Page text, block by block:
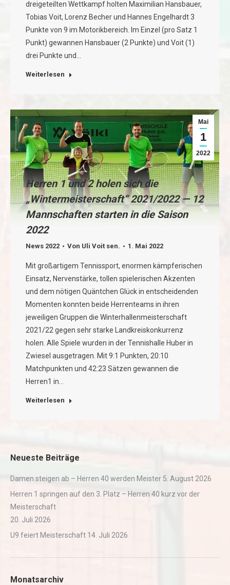
dreigeteilten Wettkampf holten Maximilian Hansbauer,
Tobias Voit, Lorenz Becher und Hannes Engelhardt 3
Punkte von 9 im Motorikbereich. Im Einzel (pro Satz 1
Punkt) gewannen Hansbauer (2 Punkte) und Voit (1)
drei Punkte und…
Weiterlesen
Mai
1
2022
Herren 1 und 2 holen sich die
„Wintermeisterschaft“ 2021/2022 — 12
Mannschaften starten in die Saison
2022
News 2022 Von Uli Voit sen. 1. Mai 2022
Mit großartigem Tennissport, enormen kämpferischen
Einsatz, Nervenstärke, tollen spielerischen Akzenten
und dem nötigen Quäntchen Glück in entscheidenden
Momenten konnten beide Herrenteams in ihren
jeweiligen Gruppen die Winterhallenmeisterschaft
2021/22 gegen sehr starke Landkreiskonkurrenz
holen. Alle Spiele wurden in der Tennishalle Huber in
Zwiesel ausgetragen. Mit 9:1 Punkten, 20:10
Matchpunkten und 42:23 Sätzen gewannen die
Herren1 in…
Weiterlesen
Neueste Beiträge
Damen steigen ab – Herren 40 werden Meister 5. August 2026
Herren 1 springen auf den 3. Platz – Herren 40 kurz vor der
Meisterschaft
20. Juli 2026
U9 feiert Meisterschaft 14. Juli 2026
Monatsarchiv